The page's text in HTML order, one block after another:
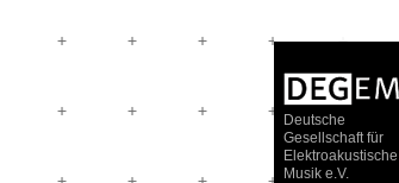
Deutsche
Gesellschaft für
Elektroakustische
Musik e.V.